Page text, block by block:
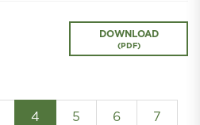
DOWNLOAD
(PDF)
4 5 6 7